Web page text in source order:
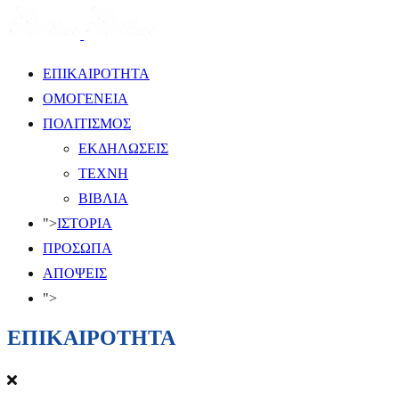
ΕΠΙΚΑΙΡΟΤΗΤΑ
ΟΜΟΓΕΝΕΙΑ
ΠΟΛΙΤΙΣΜΟΣ
ΕΚΔΗΛΩΣΕΙΣ
ΤΕΧΝΗ
ΒΙΒΛΙΑ
">ΙΣΤΟΡΙΑ
ΠΡΟΣΩΠΑ
ΑΠΟΨΕΙΣ
">
ΕΠΙΚΑΙΡΟΤΗΤΑ